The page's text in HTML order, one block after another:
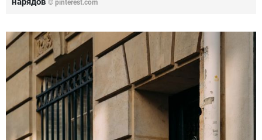
© pinterest.com